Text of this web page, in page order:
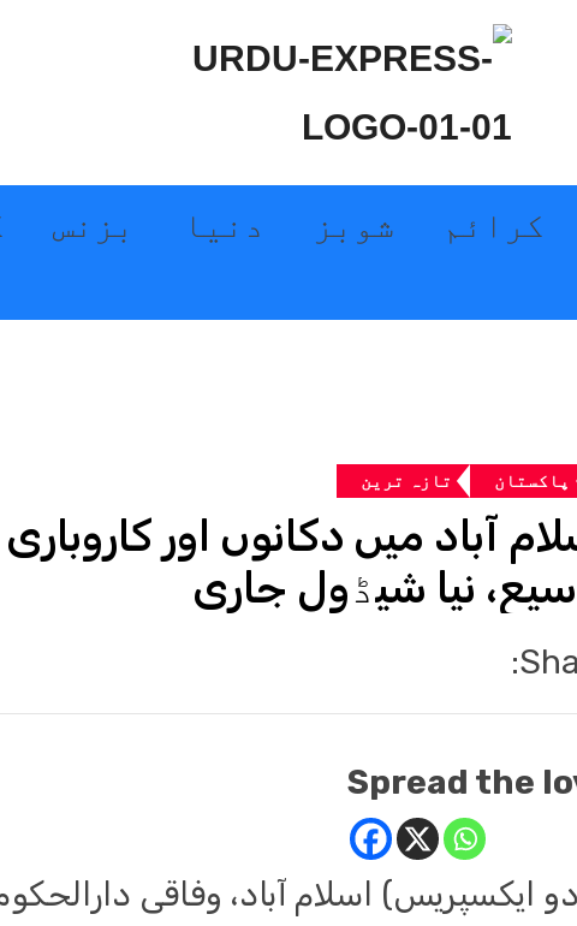
کرائم شوبز دنیا بزنس
پاکستان تازہ ترین
آباد میں دکانوں اور
نیا شیڈول جاری
Spread the
ایکسپریس) اسلام آباد، وفاقی